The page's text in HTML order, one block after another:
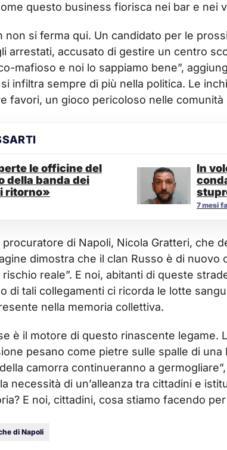
questo business fiorisca nei bar e nei
non si ferma qui. Un candidato per le
arrestati, accusato di gestire un centro
mafioso e noi lo sappiamo bene”,
infiltra sempre di più nella politica. Le
favori, un gioco pericoloso nelle comunità
le officine del
della banda dei
ritorno»
In
7 mesi fa
procuratore di Napoli, Nicola Gratteri, che
dimostra che il clan Russo è di nuovo
reale”. E noi, abitanti di queste
di tali collegamenti ci ricorda le lotte
nella memoria collettiva.
è il motore di questo rinascente legame.
pesano come pietre sulle spalle di una
camorra continueranno a
necessità di un’alleanza tra cittadini e
E noi, cittadini, cosa stiamo facendo
di Napoli